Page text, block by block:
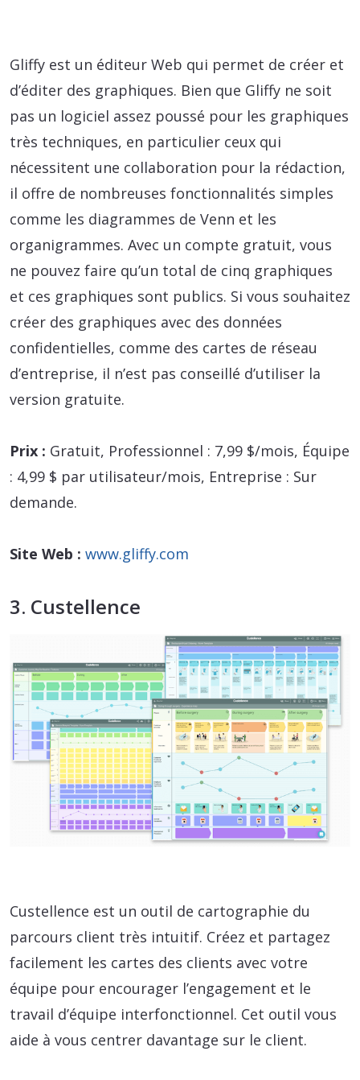
Gliffy est un éditeur Web qui permet de créer et
d’éditer des graphiques. Bien que Gliffy ne soit
pas un logiciel assez poussé pour les graphiques
très techniques, en particulier ceux qui
nécessitent une collaboration pour la rédaction,
il offre de nombreuses fonctionnalités simples
comme les diagrammes de Venn et les
organigrammes. Avec un compte gratuit, vous
ne pouvez faire qu’un total de cinq graphiques
et ces graphiques sont publics. Si vous souhaitez
créer des graphiques avec des données
confidentielles, comme des cartes de réseau
d’entreprise, il n’est pas conseillé d’utiliser la
version gratuite.
Prix : Gratuit, Professionnel : 7,99 $/mois, Équipe
: 4,99 $ par utilisateur/mois, Entreprise : Sur
demande.
Site Web : www.gliffy.com
3. Custellence
Custellence est un outil de cartographie du
parcours client très intuitif. Créez et partagez
facilement les cartes des clients avec votre
équipe pour encourager l’engagement et le
travail d’équipe interfonctionnel. Cet outil vous
aide à vous centrer davantage sur le client.